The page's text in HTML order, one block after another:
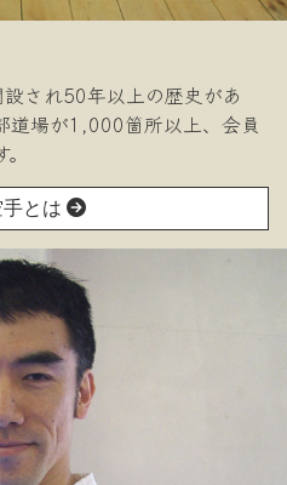
され50年以上の歴史があ
道場が1,000箇所以上、会員
とは